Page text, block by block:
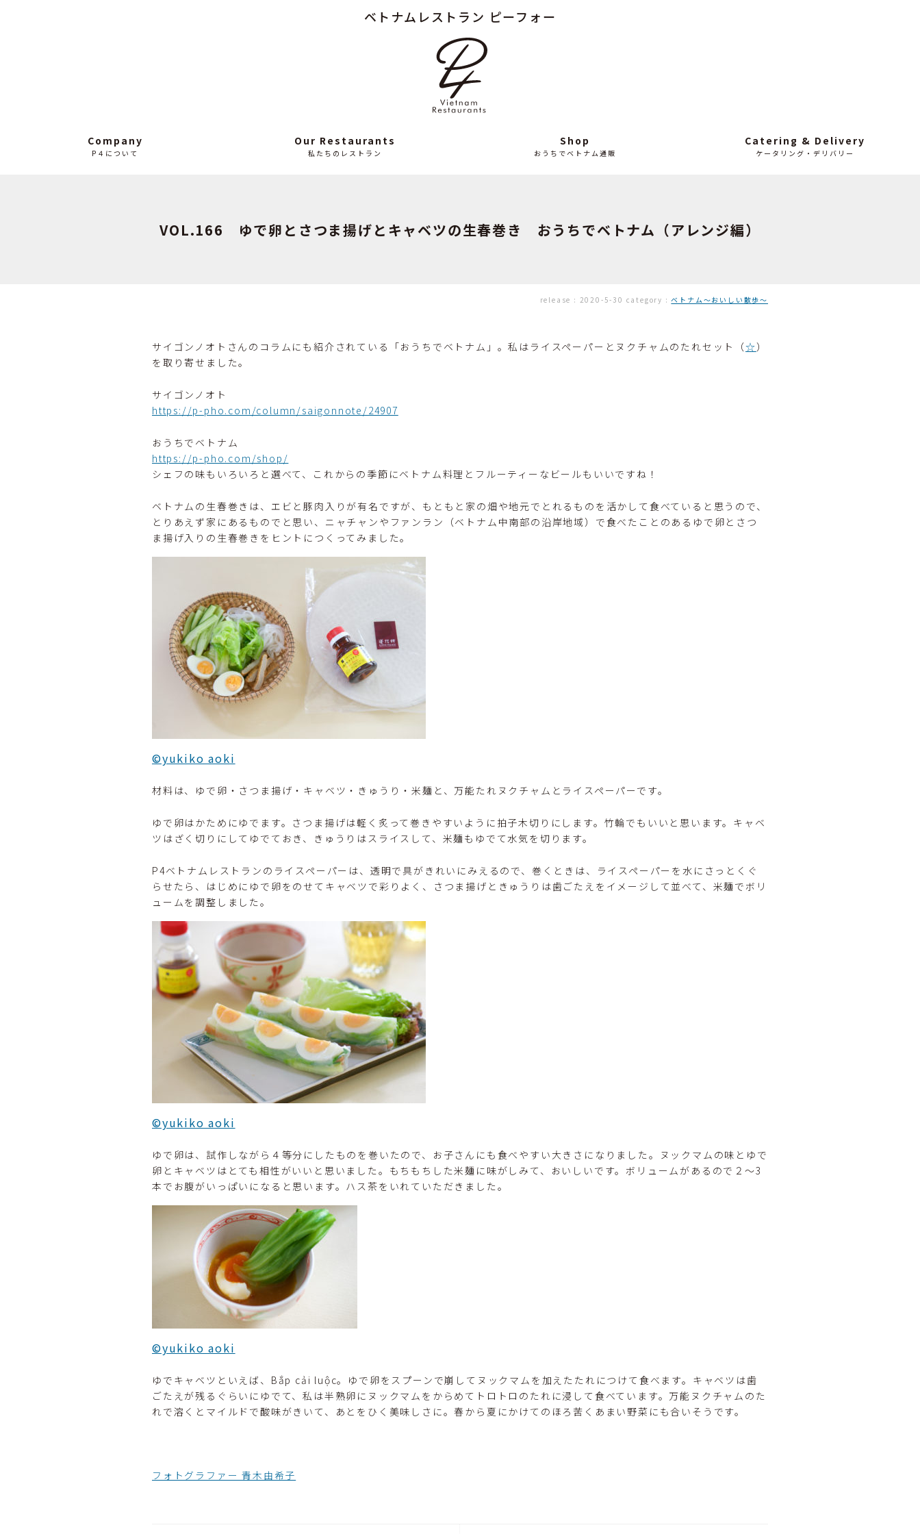
ベトナムレストラン ピーフォー
News
最
近
の
ニ
ュ
ー
ス
Company
P４について
Our Restaurants
私たちのレストラン
Column
読み
もの
Shop
おうちでベトナム通販
Catering & Delivery
ケータリング・デリバリー
VOL.166 ゆで卵とさつま揚げとキャベツの生春巻き おうちでベトナム（アレンジ編）
release : 2020-5-30 category :ベトナム〜おいしい散歩〜
サイゴンノオトさんのコラムにも紹介されている「おうちでベトナム」。私はライスペーパーとヌクチャムのたれセット（☆）
を取り寄せました。
サイゴンノオト
https://p-pho.com/column/saigonnote/24907
おうちでベトナム
https://p-pho.com/shop/
シェフの味もいろいろと選べて、これからの季節にベトナム料理とフルーティーなビールもいいですね！
ベトナムの生春巻きは、エビと豚肉入りが有名ですが、もともと家の畑や地元でとれるものを活かして食べていると思うので、
とりあえず家にあるものでと思い、ニャチャンやファンラン（ベトナム中南部の沿岸地域）で食べたことのあるゆで卵とさつ
ま揚げ入りの生春巻きをヒントにつくってみました。
©yukiko aoki
材料は、ゆで卵・さつま揚げ・キャベツ・きゅうり・米麺と、万能たれヌクチャムとライスペーパーです。
ゆで卵はかためにゆでます。さつま揚げは軽く炙って巻きやすいように拍子木切りにします。竹輪でもいいと思います。キャベ
ツはざく切りにしてゆでておき、きゅうりはスライスして、米麺もゆでて水気を切ります。
P4ベトナムレストランのライスペーパーは、透明で具がきれいにみえるので、巻くときは、ライスペーパーを水にさっとくぐ
らせたら、はじめにゆで卵をのせてキャベツで彩りよく、さつま揚げときゅうりは歯ごたえをイメージして並べて、米麺でボリ
ュームを調整しました。
©yukiko aoki
ゆで卵は、試作しながら４等分にしたものを巻いたので、お子さんにも食べやすい大きさになりました。ヌックマムの味とゆで
卵とキャベツはとても相性がいいと思いました。もちもちした米麺に味がしみて、おいしいです。ボリュームがあるので２〜3
本でお腹がいっぱいになると思います。ハス茶をいれていただきました。
©yukiko aoki
ゆでキャベツといえば、Bắp cải luộc。ゆで卵をスプーンで崩してヌックマムを加えたたれにつけて食べます。キャベツは歯
ごたえが残るぐらいにゆでて、私は半熟卵にヌックマムをからめてトロトロのたれに浸して食べています。万能ヌクチャムのた
れで溶くとマイルドで酸味がきいて、あとをひく美味しさに。春から夏にかけてのほろ苦くあまい野菜にも合いそうです。
フォトグラファー 青木由希子